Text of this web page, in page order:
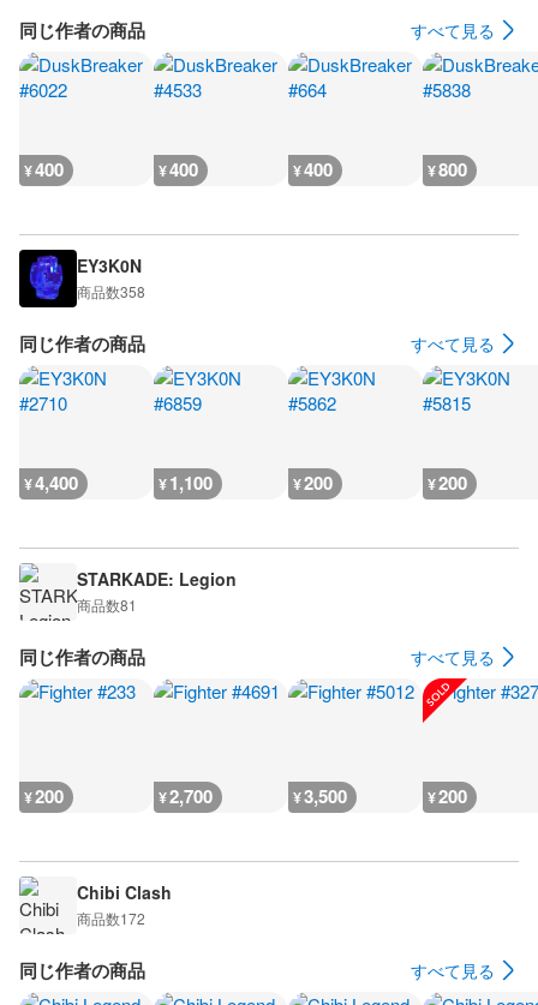
同じ作者の商品 すべて見る
¥400 ¥400 ¥400 ¥800
EY3K0N
商品数358
同じ作者の商品 すべて見る
¥4,400 ¥1,100 ¥200 ¥200
STARKADE: Legion
商品数81
同じ作者の商品 すべて見る
¥200 ¥2,700 ¥3,500 ¥200
Chibi Clash
商品数172
同じ作者の商品 すべて見る